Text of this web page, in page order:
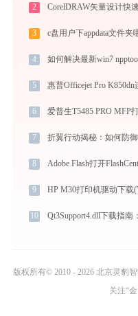
2
3 c盘用户下appdata文件夹
4 如何解决最新win7
5 惠普Officejet Pro
6
7 折翼行动揭秘：如何防
8
9 HP M30打印机驱动下载
10
版权所有© 2010 - 2026 北京灵豹
关注“